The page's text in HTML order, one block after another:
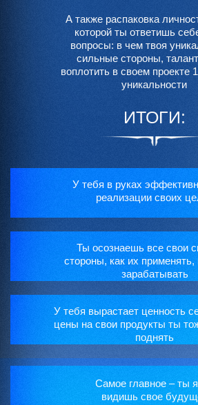
ИТОГИ:
А также распаковка
которой ты ответишь
вопросы: в чем твоя
сильные стороны,
воплотить в своем проекте
уникальности
У тебя в руках
реализации своих
Ты осознаешь все свои
стороны, как их применять,
зарабатывать
У тебя вырастает ценность
цены на свои продукты ты
поднять
Самое главное – ты
видишь свое